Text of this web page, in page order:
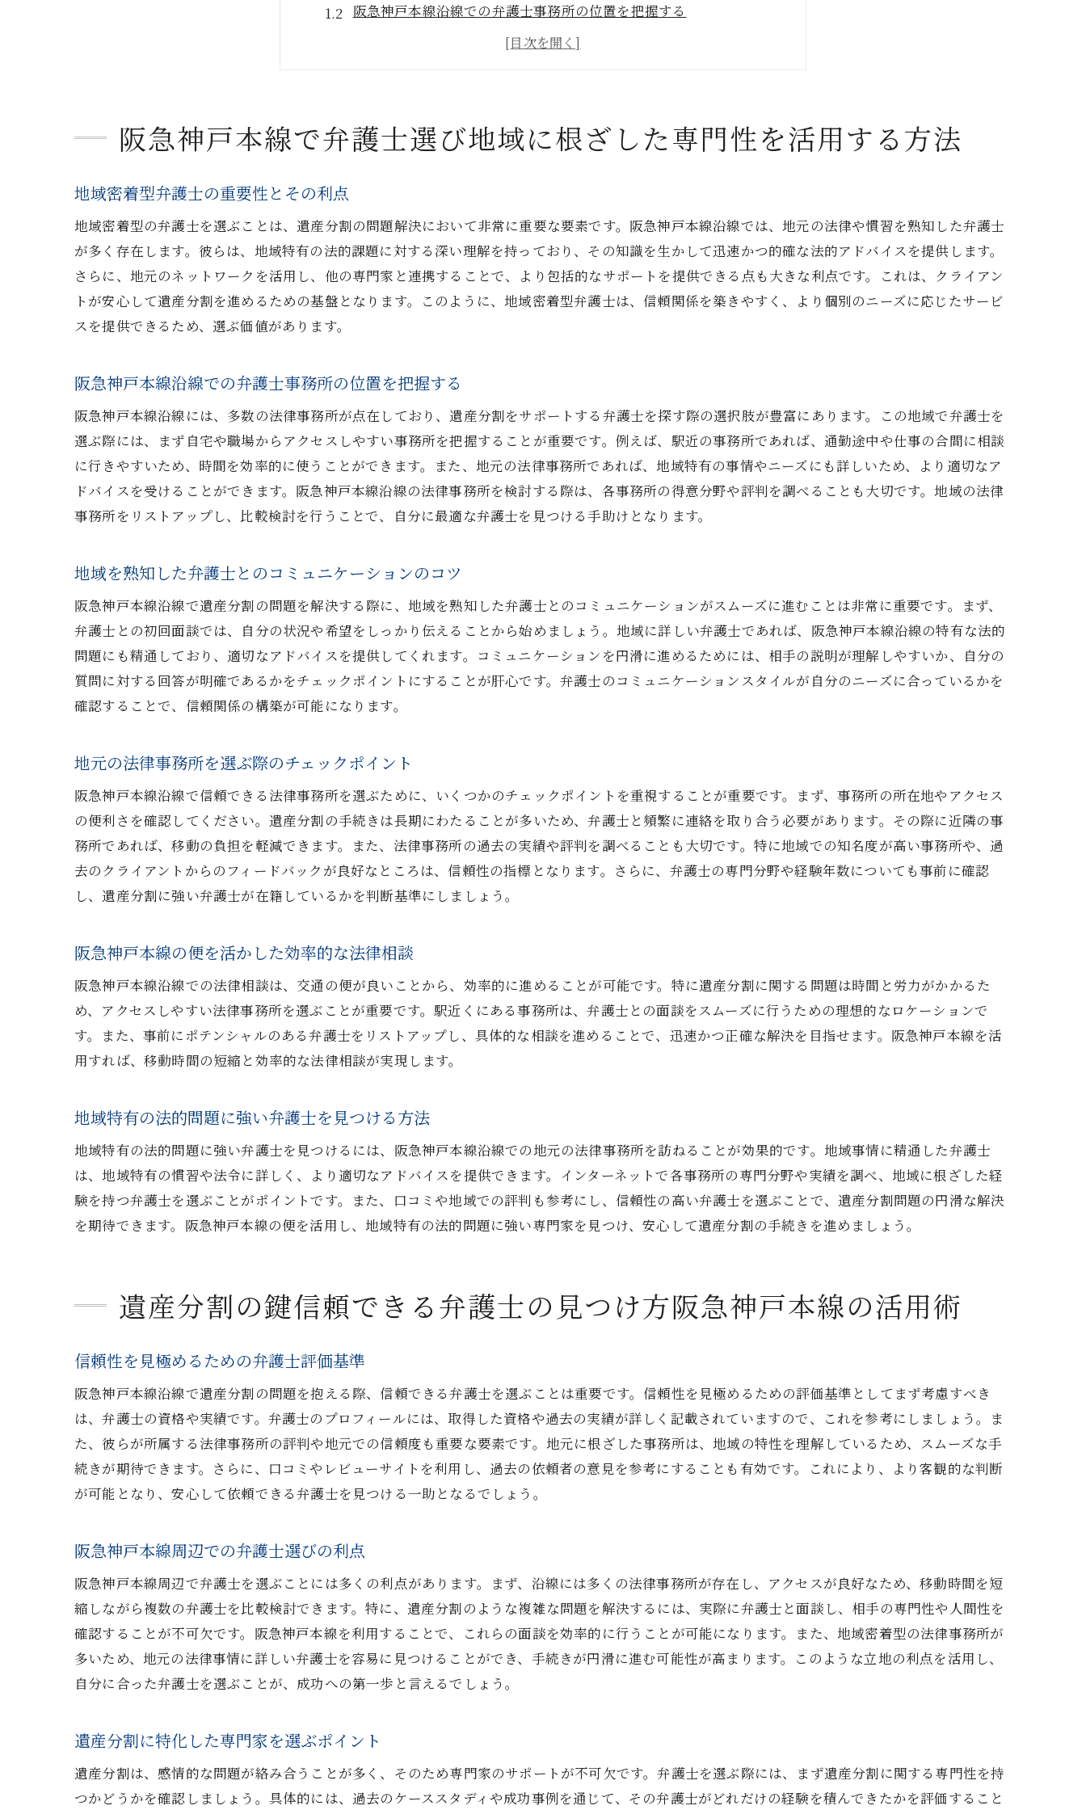
阪急神戸本線沿線での弁護士事務所の位置を把握する
地域を熟知した弁護士とのコミュニケーションのコツ
地域特有の法的問題に強い弁護士を見つける方法
遺産分割の鍵信頼できる弁護士の見つけ方阪急神戸本線の活用術
遺産分割に特化した専門家を選ぶポイント
アクセス重視の法律事務所選びにおける注意点
弁護士との初回面談で確認すべき重要事項
地域事情に精通した弁護士の見極め方
阪急神戸本線沿線の法律事務所リスト
地元に強い弁護士を見つけるためのリサーチ方法
地域特化型法律相談のメリットとデメリット
阪急神戸本線の駅近くにある法律事務所の選定基準
地域の法律問題解決に強い弁護士の探し方
弁護士選びの失敗を避けるための基本知識
阪急神戸本線沿線の法律事務所探しのポイント
オンライン評価を活用した弁護士選びの方法
信頼できる法律事務所を見つけるためのヒント
阪急神戸本線を利用した法律事務所比較の手法
面談前に準備すべき弁護士選びのチェックリスト
遺産分割弁護士に求めるべき専門能力とは
阪急神戸本線を利用したスムーズな弁護士探し
効率的な遺産分割手続きを実現するための弁護士選び
初回相談で確認すべき遺産分割の重要事項
阪急神戸本線沿線での遺産分割成功事例から学ぶ
阪急神戸本線で見つけるあなたに合った遺産分割の弁護士選びのヒント
阪急神戸本線を活用した弁護士検索の手法
遺産分割の専門家に相談する際のポイント
弁護士選びを成功させるための事前準備
阪急神戸本線沿いの法律事務所での相談事例
弁護士選びを成功させるための秘訣阪急神戸本線を最大限に活用
弁護士選びで失敗しないための重要ポイント
阪急神戸本線を利用した効率的な情報収集法
遺産分割問題解決に向けた弁護士選びのステップ
選んだ弁護士と成功するための関係構築法
地域密着型弁護士の選び方とメリット
阪急神戸本線が提供する地域密着の利点
遺産分割における地域性の考慮方法
地域事情に強い弁護士との契約のコツ
阪急神戸本線沿線の法律事務所活用法
阪急神戸本線で弁護士選び地域に根ざした専門性を活用する方法
地域密着型弁護士の重要性とその利点
地域密着型の弁護士を選ぶことは、遺産分割の問題解決において非常に重要な要素です。阪急神戸本線沿線では、地元の法律や慣習を熟知した弁護士
が多く存在します。彼らは、地域特有の法的課題に対する深い理解を持っており、その知識を生かして迅速かつ的確な法的アドバイスを提供します。
さらに、地元のネットワークを活用し、他の専門家と連携することで、より包括的なサポートを提供できる点も大きな利点です。これは、クライアン
トが安心して遺産分割を進めるための基盤となります。このように、地域密着型弁護士は、信頼関係を築きやすく、より個別のニーズに応じたサービ
スを提供できるため、選ぶ価値があります。
阪急神戸本線沿線での弁護士事務所の位置を把握する
阪急神戸本線沿線には、多数の法律事務所が点在しており、遺産分割をサポートする弁護士を探す際の選択肢が豊富にあります。この地域で弁護士を
選ぶ際には、まず自宅や職場からアクセスしやすい事務所を把握することが重要です。例えば、駅近の事務所であれば、通勤途中や仕事の合間に相談
に行きやすいため、時間を効率的に使うことができます。また、地元の法律事務所であれば、地域特有の事情やニーズにも詳しいため、より適切なア
ドバイスを受けることができます。阪急神戸本線沿線の法律事務所を検討する際は、各事務所の得意分野や評判を調べることも大切です。地域の法律
事務所をリストアップし、比較検討を行うことで、自分に最適な弁護士を見つける手助けとなります。
地域を熟知した弁護士とのコミュニケーションのコツ
阪急神戸本線沿線で遺産分割の問題を解決する際に、地域を熟知した弁護士とのコミュニケーションがスムーズに進むことは非常に重要です。まず、
弁護士との初回面談では、自分の状況や希望をしっかり伝えることから始めましょう。地域に詳しい弁護士であれば、阪急神戸本線沿線の特有な法的
問題にも精通しており、適切なアドバイスを提供してくれます。コミュニケーションを円滑に進めるためには、相手の説明が理解しやすいか、自分の
質問に対する回答が明確であるかをチェックポイントにすることが肝心です。弁護士のコミュニケーションスタイルが自分のニーズに合っているかを
確認することで、信頼関係の構築が可能になります。
地元の法律事務所を選ぶ際のチェックポイント
阪急神戸本線沿線で信頼できる法律事務所を選ぶために、いくつかのチェックポイントを重視することが重要です。まず、事務所の所在地やアクセス
の便利さを確認してください。遺産分割の手続きは長期にわたることが多いため、弁護士と頻繁に連絡を取り合う必要があります。その際に近隣の事
務所であれば、移動の負担を軽減できます。また、法律事務所の過去の実績や評判を調べることも大切です。特に地域での知名度が高い事務所や、過
去のクライアントからのフィードバックが良好なところは、信頼性の指標となります。さらに、弁護士の専門分野や経験年数についても事前に確認
し、遺産分割に強い弁護士が在籍しているかを判断基準にしましょう。
阪急神戸本線の便を活かした効率的な法律相談
阪急神戸本線沿線での法律相談は、交通の便が良いことから、効率的に進めることが可能です。特に遺産分割に関する問題は時間と労力がかかるた
め、アクセスしやすい法律事務所を選ぶことが重要です。駅近くにある事務所は、弁護士との面談をスムーズに行うための理想的なロケーションで
す。また、事前にポテンシャルのある弁護士をリストアップし、具体的な相談を進めることで、迅速かつ正確な解決を目指せます。阪急神戸本線を活
用すれば、移動時間の短縮と効率的な法律相談が実現します。
地域特有の法的問題に強い弁護士を見つける方法
地域特有の法的問題に強い弁護士を見つけるには、阪急神戸本線沿線での地元の法律事務所を訪ねることが効果的です。地域事情に精通した弁護士
は、地域特有の慣習や法令に詳しく、より適切なアドバイスを提供できます。インターネットで各事務所の専門分野や実績を調べ、地域に根ざした経
験を持つ弁護士を選ぶことがポイントです。また、口コミや地域での評判も参考にし、信頼性の高い弁護士を選ぶことで、遺産分割問題の円滑な解決
を期待できます。阪急神戸本線の便を活用し、地域特有の法的問題に強い専門家を見つけ、安心して遺産分割の手続きを進めましょう。
遺産分割の鍵信頼できる弁護士の見つけ方阪急神戸本線の活用術
信頼性を見極めるための弁護士評価基準
阪急神戸本線沿線で遺産分割の問題を抱える際、信頼できる弁護士を選ぶことは重要です。信頼性を見極めるための評価基準としてまず考慮すべき
は、弁護士の資格や実績です。弁護士のプロフィールには、取得した資格や過去の実績が詳しく記載されていますので、これを参考にしましょう。ま
た、彼らが所属する法律事務所の評判や地元での信頼度も重要な要素です。地元に根ざした事務所は、地域の特性を理解しているため、スムーズな手
続きが期待できます。さらに、口コミやレビューサイトを利用し、過去の依頼者の意見を参考にすることも有効です。これにより、より客観的な判断
が可能となり、安心して依頼できる弁護士を見つける一助となるでしょう。
阪急神戸本線周辺での弁護士選びの利点
阪急神戸本線周辺で弁護士を選ぶことには多くの利点があります。まず、沿線には多くの法律事務所が存在し、アクセスが良好なため、移動時間を短
縮しながら複数の弁護士を比較検討できます。特に、遺産分割のような複雑な問題を解決するには、実際に弁護士と面談し、相手の専門性や人間性を
確認することが不可欠です。阪急神戸本線を利用することで、これらの面談を効率的に行うことが可能になります。また、地域密着型の法律事務所が
多いため、地元の法律事情に詳しい弁護士を容易に見つけることができ、手続きが円滑に進む可能性が高まります。このような立地の利点を活用し、
自分に合った弁護士を選ぶことが、成功への第一歩と言えるでしょう。
遺産分割に特化した専門家を選ぶポイント
遺産分割は、感情的な問題が絡み合うことが多く、そのため専門家のサポートが不可欠です。弁護士を選ぶ際には、まず遺産分割に関する専門性を持
つかどうかを確認しましょう。具体的には、過去のケーススタディや成功事例を通じて、その弁護士がどれだけの経験を積んできたかを評価すること